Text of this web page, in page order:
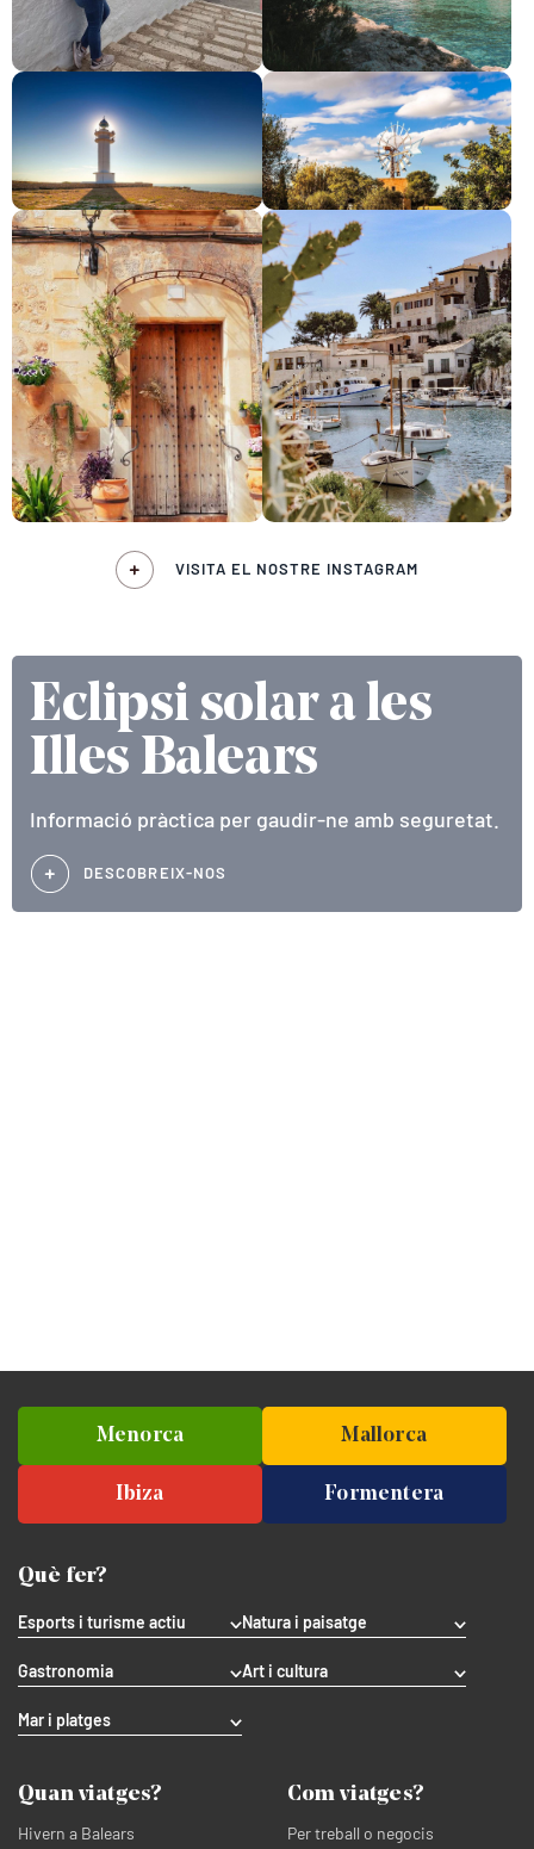
VISITA EL NOSTRE INSTAGRAM
Eclipsi solar a les
Illes Balears
Informació pràctica per gaudir-ne amb seguretat.
DESCOBREIX-NOS
Menorca Mallorca
Ibiza Formentera
Què fer?
Esports i turisme actiu Natura i paisatge
Gastronomia Art i cultura
Mar i platges
Quan viatges?
Hivern a Balears
Com viatges?
Per treball o negocis